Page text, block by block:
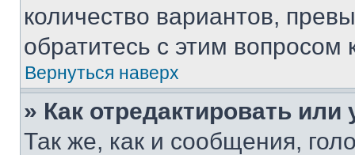
количество вариантов,
обратитесь с этим вопросом
Вернуться наверх
» Как отредактировать
Так же, как и сообщения,